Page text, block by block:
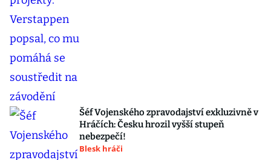
Šéf Vojenského zpravodajství exkluzivně v
Hráčích: Česku hrozil vyšší stupeň
nebezpečí!
Blesk hráči